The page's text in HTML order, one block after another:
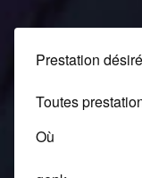
Prestation
Où